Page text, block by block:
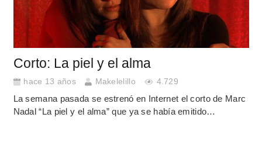
Corto: La piel y el alma
hace 13 años Makelelillo 4.729
La semana pasada se estrenó en Internet el corto de Marc
Nadal “La piel y el alma” que ya se había emitido…